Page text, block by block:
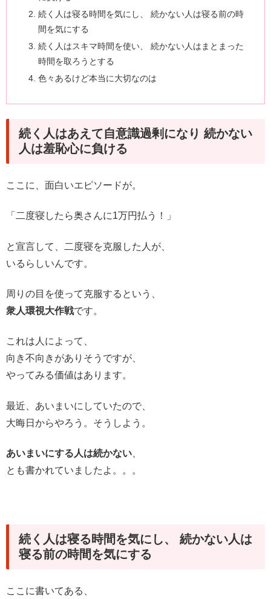
続く人は寝る時間を気にし、 続かない人は寝る前の時
間を気にする
続く人はスキマ時間を使い、 続かない人はまとまった
時間を取ろうとする
色々あるけど本当に大切なのは
続く人はあえて自意識過剰になり 続かない
人は羞恥心に負ける
ここに、面白いエピソードが。
「二度寝したら奥さんに1万円払う！」
と宣言して、二度寝を克服した人が、
いるらしいんです。
周りの目を使って克服するという、
衆人環視大作戦です。
これは人によって、
向き不向きがありそうですが、
やってみる価値はあります。
最近、あいまいにしていたので、
大晦日からやろう。そうしよう。
あいまいにする人は続かない
とも書かれていましたよ。。。
続く人は寝る時間を気にし、 続かない人は
寝る前の時間を気にする
ここに書いてある、